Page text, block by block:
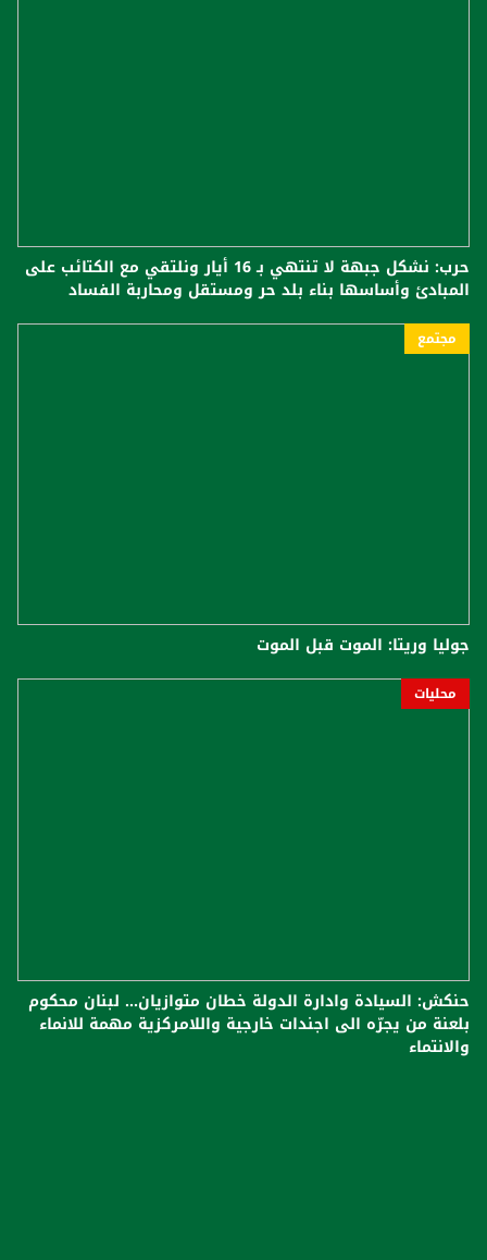
حرب: نشكل جبهة لا تنتهي بـ 16 أيار ونلتقي مع الكتائب على
المبادئ وأساسها بناء بلد حر ومستقل ومحاربة الفساد
مجتمع
جوليا وريتا: الموت قبل الموت
محليات
حنكش: السيادة وادارة الدولة خطان متوازيان... لبنان محكوم
بلعنة من يجرّه الى اجندات خارجية واللامركزية مهمة للانماء
والانتماء